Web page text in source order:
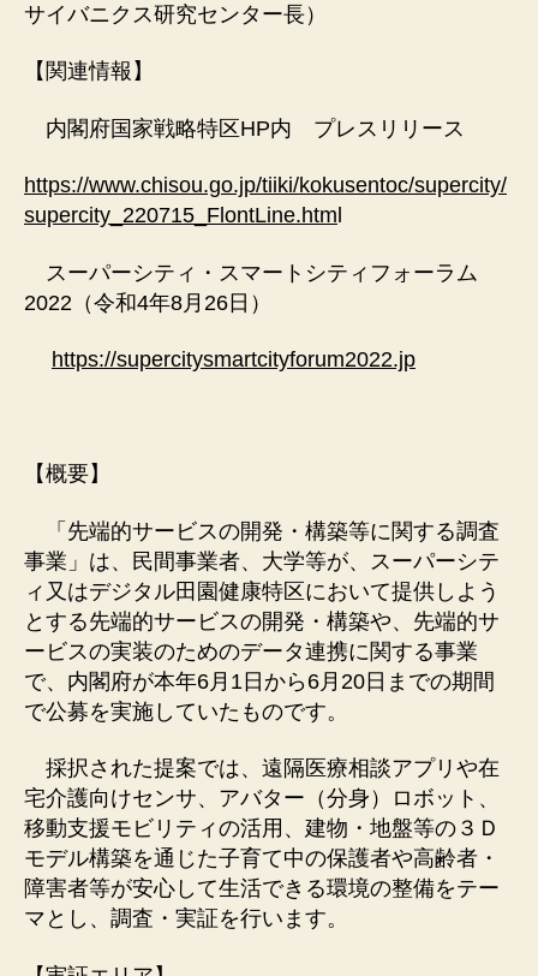
サイバニクス研究センター長）
【関連情報】
内閣府国家戦略特区HP内 プレスリリース
https://www.chisou.go.jp/tiiki/kokusentoc/supercity/
supercity_220715_FlontLine.htm
スーパーシティ・スマートシティフォーラム
2022（令和4年8月26日）
https://supercitysmartcityforum2022.jp
【概要】
「先端的サービスの開発・構築等に関する調査
事業」は、民間事業者、大学等が、スーパーシテ
ィ又はデジタル田園健康特区において提供しよう
とする先端的サービスの開発・構築や、先端的サ
ービスの実装のためのデータ連携に関する事業
で、内閣府が本年6月1日から6月20日までの期間
で公募を実施していたものです。
採択された提案では、遠隔医療相談アプリや在
宅介護向けセンサ、アバター（分身）ロボット、
移動支援モビリティの活用、建物・地盤等の３Ｄ
モデル構築を通じた子育て中の保護者や高齢者・
障害者等が安心して生活できる環境の整備をテー
マとし、調査・実証を行います。